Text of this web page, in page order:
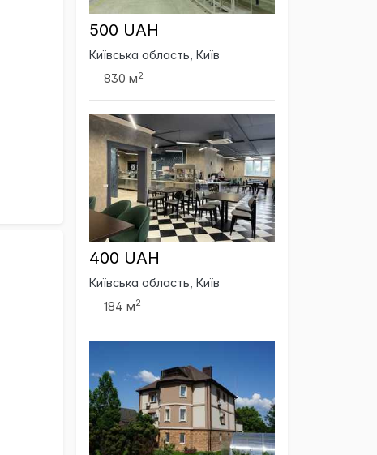
500 UAH
Київська область, Київ
830 м2
400 UAH
Київська область, Київ
184 м2